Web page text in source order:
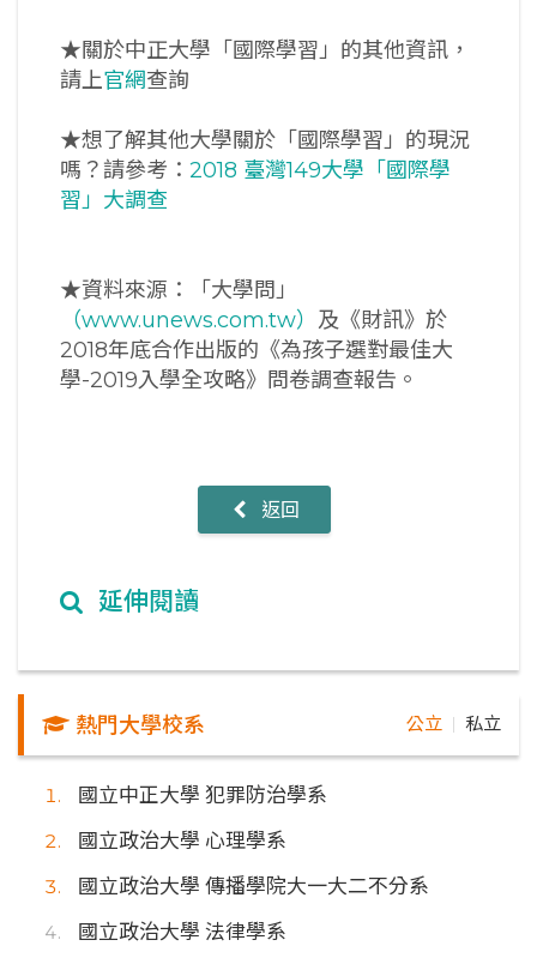
★關於中正大學「國際學習」的其他資訊，
請上官網查詢
★想了解其他大學關於「國際學習」的現況
嗎？請參考： 2018 臺灣149大學「國際學
習」大調查
★資料來源：「大學問」
（www.unews.com.tw） 及《財訊》於
2018年底合作出版的《為孩子選對最佳大
學-2019入學全攻略》問卷調查報告。
返回
延伸閱讀
熱門大學校系 公立 私立
國立中正大學 犯罪防治學系
國立政治大學 心理學系
國立政治大學 傳播學院大一大二不分系
國立政治大學 法律學系